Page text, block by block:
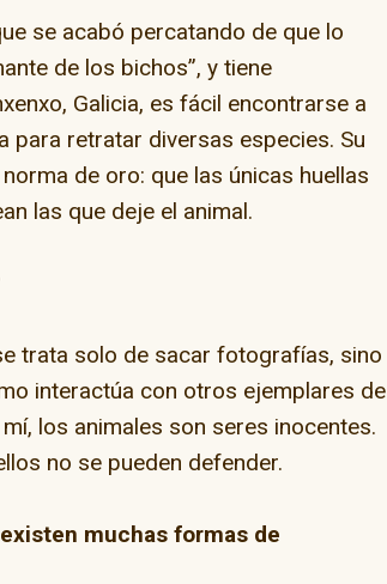
se acabó percatando de que lo
de los bichos”, y tiene
Galicia, es fácil encontrarse a
para retratar diversas especies. Su
de oro: que las únicas huellas
las que deje el animal.
trata solo de sacar fotografías, sino
interactúa con otros ejemplares de
los animales son seres inocentes.
no se pueden defender.
muchas formas de
El camino de Dios